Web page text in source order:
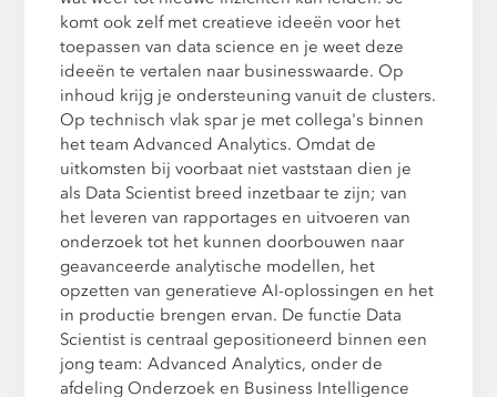
komt ook zelf met creatieve ideeën voor het
toepassen van data science en je weet deze
ideeën te vertalen naar businesswaarde. Op
inhoud krijg je ondersteuning vanuit de clusters.
Op technisch vlak spar je met collega's binnen
het team Advanced Analytics. Omdat de
uitkomsten bij voorbaat niet vaststaan dien je
als Data Scientist breed inzetbaar te zijn; van
het leveren van rapportages en uitvoeren van
onderzoek tot het kunnen doorbouwen naar
geavanceerde analytische modellen, het
opzetten van generatieve AI-oplossingen en het
in productie brengen ervan. De functie Data
Scientist is centraal gepositioneerd binnen een
jong team: Advanced Analytics, onder de
afdeling Onderzoek en Business Intelligence